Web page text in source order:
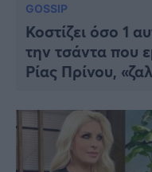
GOSSIP
Κοστίζει όσο 1
την τσάντα που
Ρίας Πρίνου,